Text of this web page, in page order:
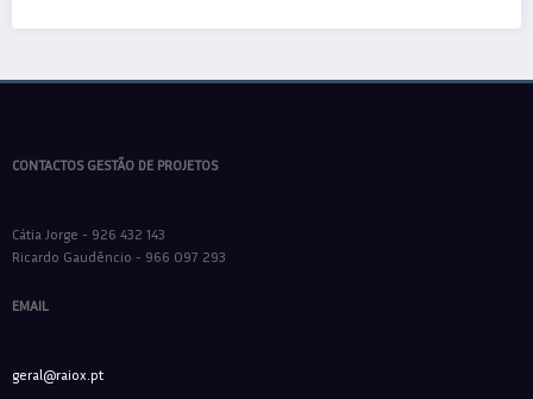
CONTACTOS GESTÃO DE PROJETOS
Cátia Jorge - 926 432 143
Ricardo Gaudêncio - 966 097 293
EMAIL
geral@raiox.pt